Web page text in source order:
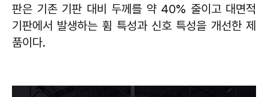
판은 기존 기판 대비 두께를 약 40% 줄이고 대면적
기판에서 발생하는 휨 특성과 신호 특성을 개선한 제
품이다.